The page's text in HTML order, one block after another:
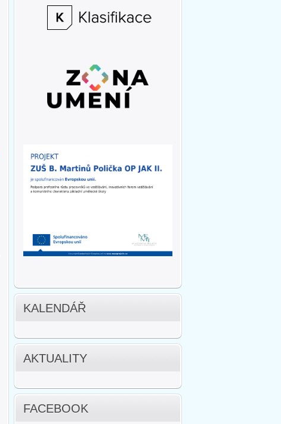
KALENDÁŘ
AKTUALITY
FACEBOOK